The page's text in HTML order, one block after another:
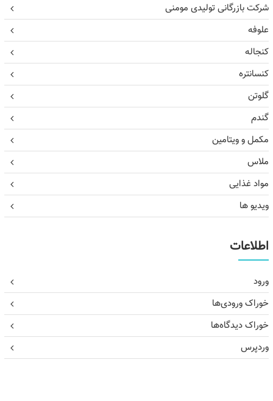
شرکت بازرگانی تولیدی مومنی
علوفه
کنجاله
کنسانتره
گلوتن
گندم
مکمل و ویتامین
ملاس
مواد غذایی
ویدیو ها
اطلاعات
ورود
خوراک ورودی‌ها
خوراک دیدگاه‌ها
وردپرس